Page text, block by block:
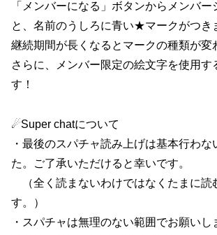
「メンバーになる」ボタンからメンバー
と、名前のうしろに青い★マークがつき
継続期間が長くなるとマークの種類が変
さらに、メンバー限定の絵文字を使用す
す！
☄Super chatについて
・最後のスパチャ読み上げは基本行わな
た。ご了承いただけると幸いです。
（全く読まないわけではなくたまに読
す。）
・スパチャは無理のない範囲でお願いし